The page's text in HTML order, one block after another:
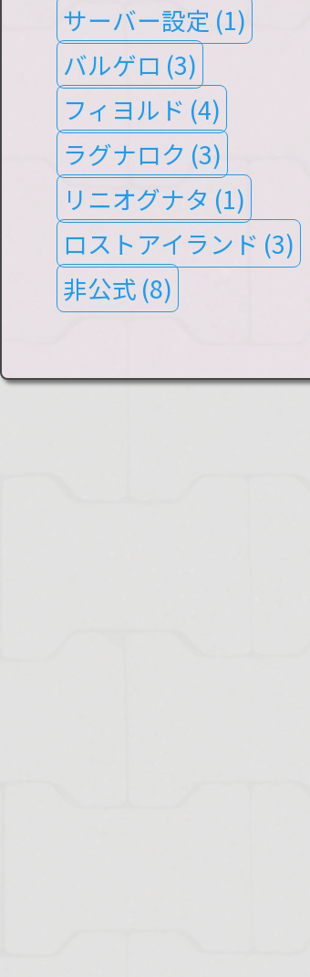
サーバー設定 (1)
バルゲロ (3)
フィヨルド (4)
ラグナロク (3)
リニオグナタ (1)
ロストアイランド (3)
非公式 (8)